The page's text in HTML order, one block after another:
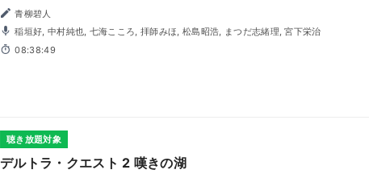
青柳碧人
稲垣好, 中村純也, 七海こころ, 拝師みほ, 松島昭浩, まつだ志緒理, 宮下栄治
08:38:49
聴き放題対象
デルトラ・クエスト 2 嘆きの湖